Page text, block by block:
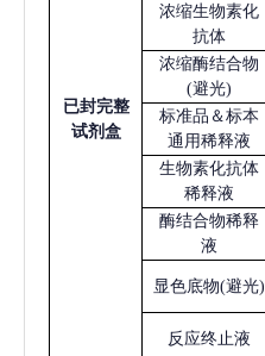
已封完整
试剂盒
浓缩生物素化
抗体
浓缩酶结合物
(避光)
标准品＆标本
通用稀释液
生物素化抗体
稀释液
酶结合物稀释
液
显色底物(避光)
反应终止液